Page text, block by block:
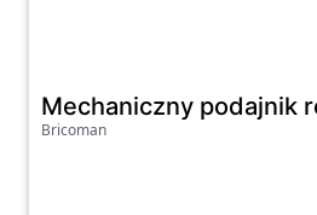
Bricoman